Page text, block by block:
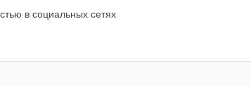
в социальных сетях